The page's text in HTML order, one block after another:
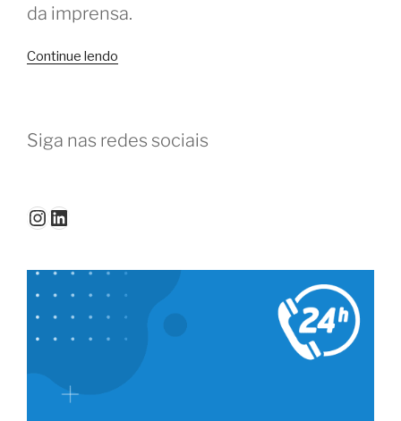
da imprensa.
Continue lendo
Square
Siga nas redes sociais
Instagram
LinkedIn